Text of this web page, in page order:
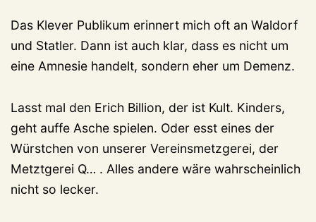
Das Klever Publikum erinnert mich oft an Waldorf
und Statler. Dann ist auch klar, dass es nicht um
eine Amnesie handelt, sondern eher um Demenz.
Lasst mal den Erich Billion, der ist Kult. Kinders,
geht auffe Asche spielen. Oder esst eines der
Würstchen von unserer Vereinsmetzgerei, der
Metztgerei Q… . Alles andere wäre wahrscheinlich
nicht so lecker.